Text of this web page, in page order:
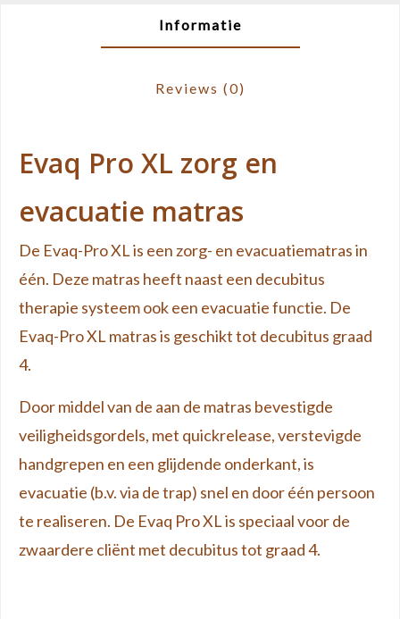
Informatie
Reviews (0)
Evaq Pro XL zorg en
evacuatie matras
De Evaq-Pro XL is een zorg- en evacuatiematras in
één. Deze matras heeft naast een decubitus
therapie systeem ook een evacuatie functie. De
Evaq-Pro XL matras is geschikt tot decubitus graad
4.
Door middel van de aan de matras bevestigde
veiligheidsgordels, met quickrelease, verstevigde
handgrepen en een glijdende onderkant, is
evacuatie (b.v. via de trap) snel en door één persoon
te realiseren. De Evaq Pro XL is speciaal voor de
zwaardere cliënt met decubitus tot graad 4.